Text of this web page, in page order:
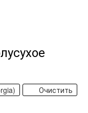
Очистить